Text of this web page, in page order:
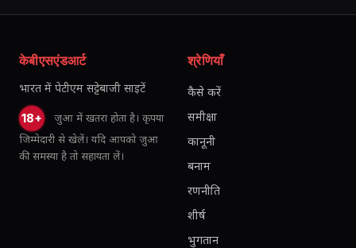
केबीएसएंडआर्ट
भारत में पेटीएम सट्टेबाजी साइटें
18+
जुआ में खतरा होता है। कृपया
जिम्मेदारी से खेलें। यदि आपको जुआ
की समस्या है तो सहायता लें।
श्रेणियाँ
कैसे करें
समीक्षा
कानूनी
बनाम
रणनीति
शीर्ष
भुगतान